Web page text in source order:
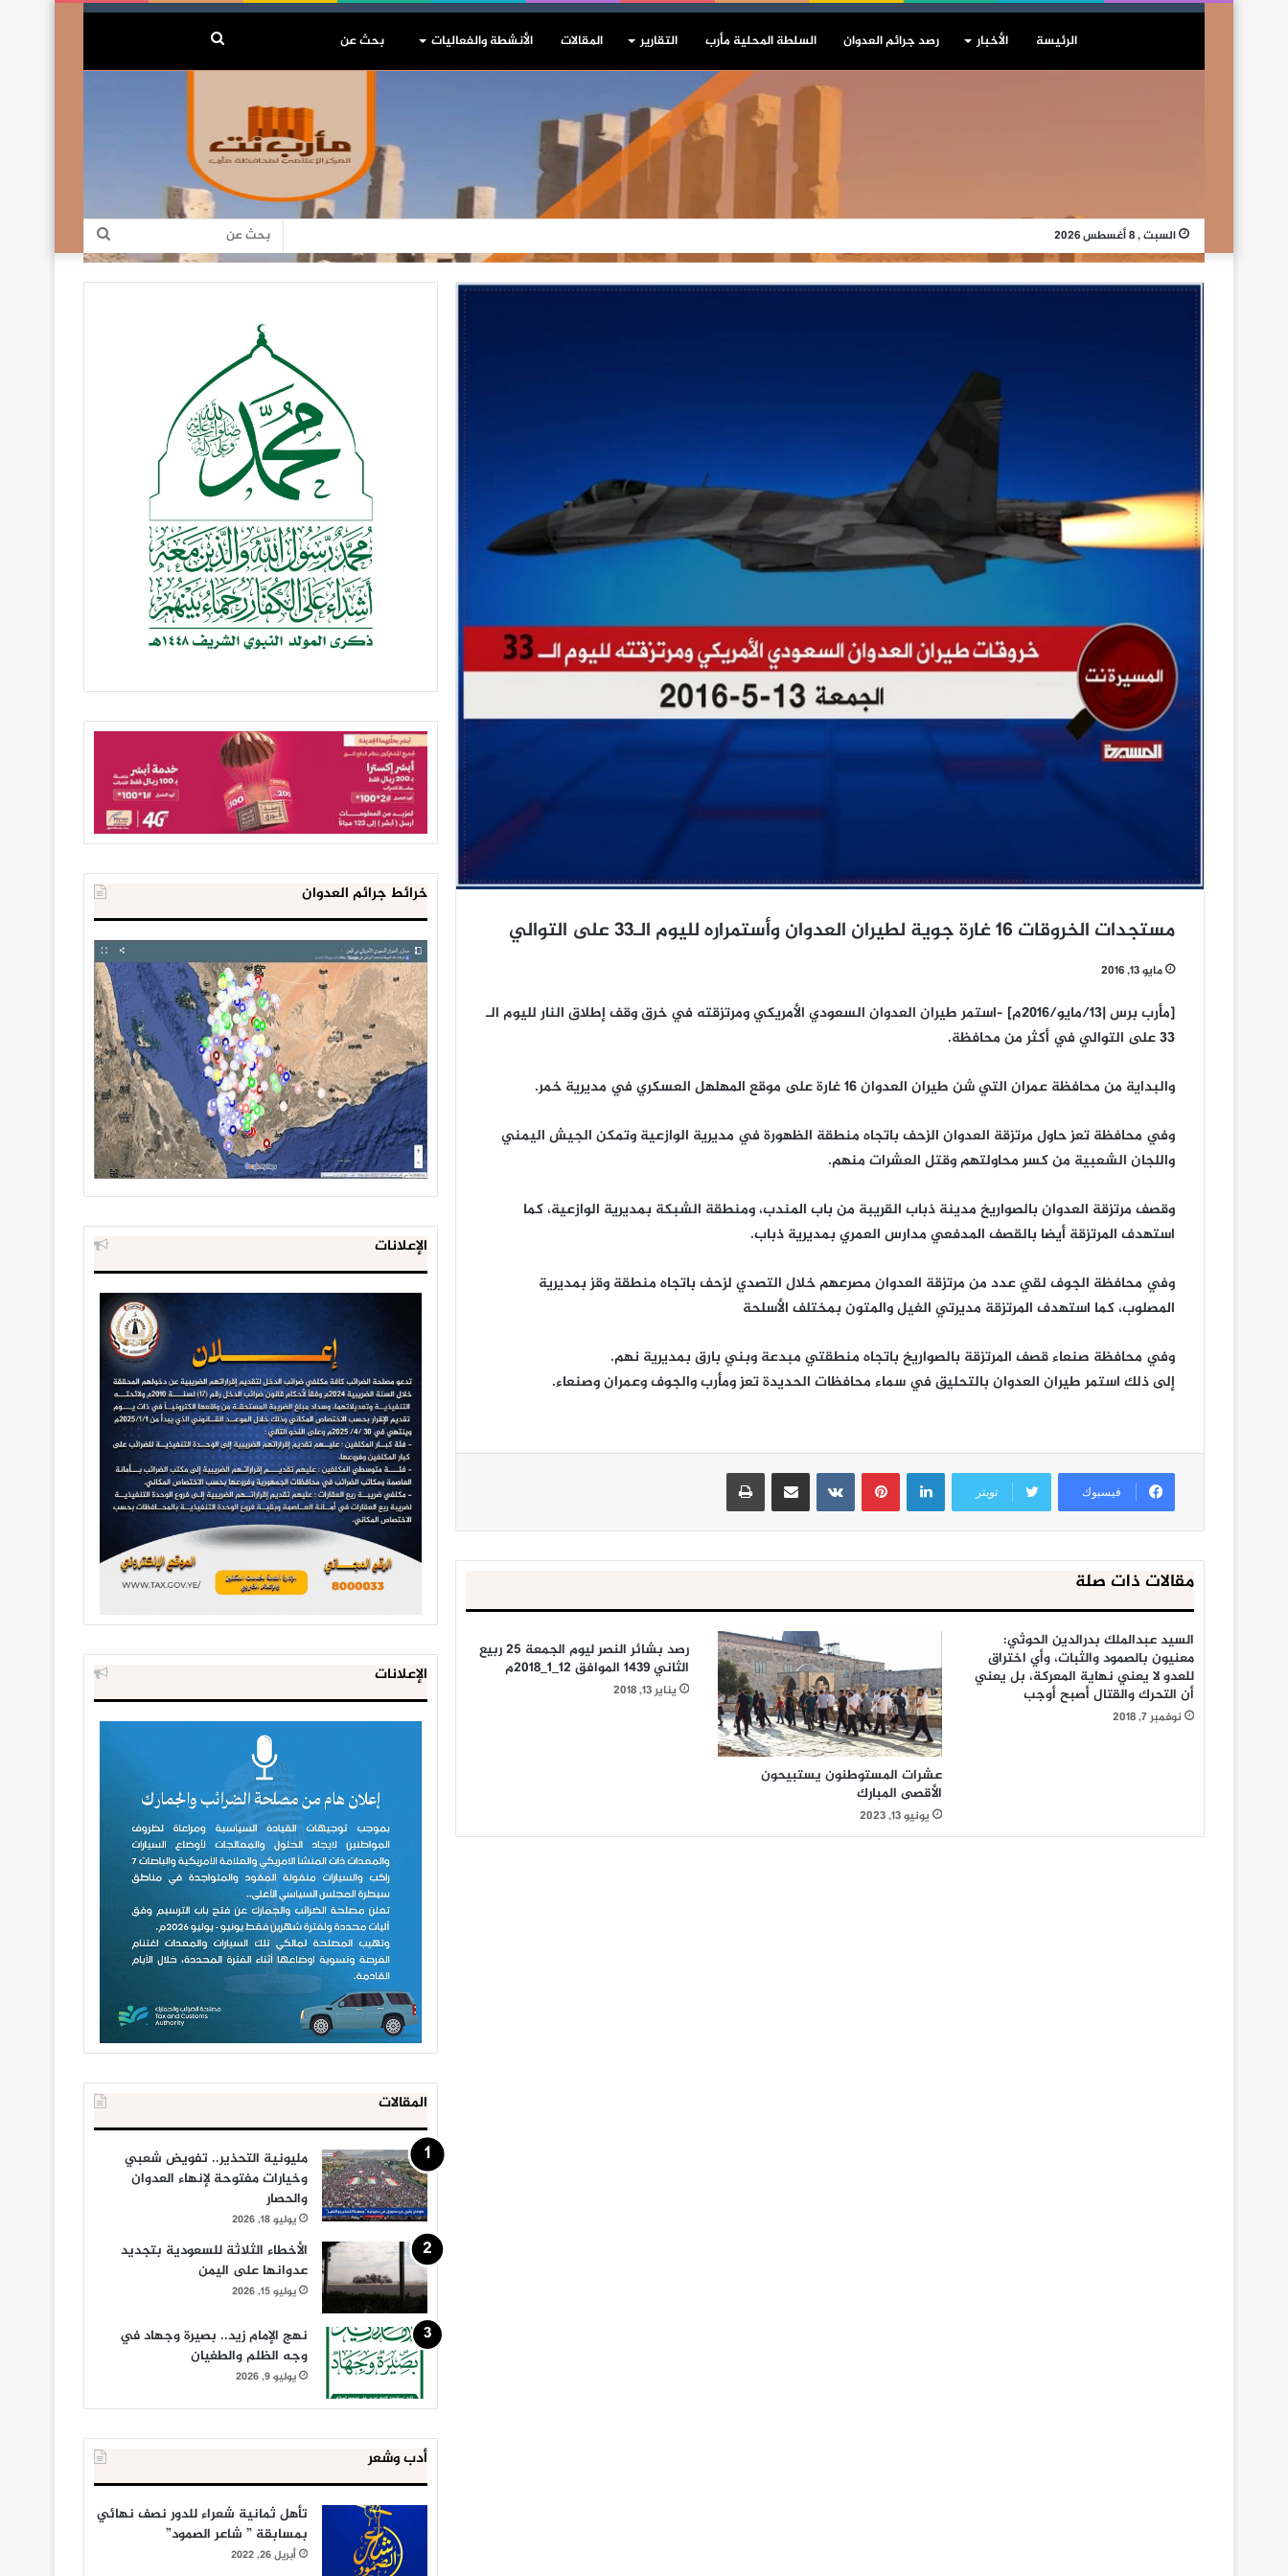
الرئيسة الأخبار رصد جرائم العدوان السلطة المحلية مأرب التقارير المقالات الأنشطة والفعاليات بحث
السبت , 8 أغسطس 2026
بحث
عن
مستجدات الخروقات 16 غارة جوية لطيران العدوان وأستمراره لليوم الـ33 على التوالي
مايو 13, 2016
[مأرب برس |13/مايو/2016م] –استمر طيران العدوان السعودي الأمريكي ومرتزقته في خرق وقف إطلاق النار لليوم الـ
33 على التوالي في أكثر من محافظة.
والبداية من محافظة عمران التي شن طيران العدوان 16 غارة على موقع المهلهل العسكري في مديرية خمر.
وفي محافظة تعز حاول مرتزقة العدوان الزحف باتجاه منطقة الظهورة في مديرية الوازعية وتمكن الجيش اليمني
واللجان الشعبية من كسر محاولتهم وقتل العشرات منهم.
وقصف مرتزقة العدوان بالصواريخ مدينة ذباب القريبة من باب المندب، ومنطقة الشبكة بمديرية الوازعية، كما
استهدف المرتزقة أيضا بالقصف المدفعي مدارس العمري بمديرية ذباب.
وفي محافظة الجوف لقي عدد من مرتزقة العدوان مصرعهم خلال التصدي لزحف باتجاه منطقة وقز بمديرية
المصلوب، كما استهدف المرتزقة مديرتي الغيل والمتون بمختلف الأسلحة
وفي محافظة صنعاء قصف المرتزقة بالصواريخ باتجاه منطقتي مبدعة وبني بارق بمديرية نهم.
إلى ذلك استمر طيران العدوان بالتحليق في سماء محافظات الحديدة تعز ومأرب والجوف وعمران وصنعاء.
فيسبوك تويتر
لينكدإنبينتيريست مشاركة عبر البريد طباعة
مقالات ذات صلة
السيد عبدالملك بدرالدين الحوثي:
معنيون بالصمود والثبات، وأي اختراق
للعدو لا يعني نهاية المعركة، بل يعني
أن التحرك والقتال أصبح أوجب
نوفمبر 7, 2018
عشرات المستوطنون يستبيحون
الأقصى المبارك
يونيو 13, 2023
رصد بشائر النصر ليوم الجمعة 25 ربيع
الثاني 1439 الموافق 12_1_2018م
يناير 13, 2018
خرائط جرائم العدوان
الإعلانات
الإعلانات
المقالات
مليونية التحذير.. تفويض شعبي
وخيارات مفتوحة لإنهاء العدوان
والحصار
يوليو 18, 2026
الأخطاء الثلاثة للسعودية بتجديد
عدوانها على اليمن
يوليو 15, 2026
نهج الإمام زيد.. بصيرة وجهاد في
وجه الظلم والطغيان
يوليو 9, 2026
أدب وشعر
تأهل ثمانية شعراء للدور نصف نهائي
بمسابقة ” شاعر الصمود”
أبريل 26, 2022